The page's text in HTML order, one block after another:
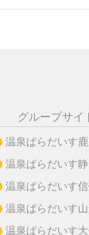
グループサイ
温泉ぱらだいす
温泉ぱらだいす静
温泉ぱらだいす信
温泉ぱらだいす
温泉ぱらだいす